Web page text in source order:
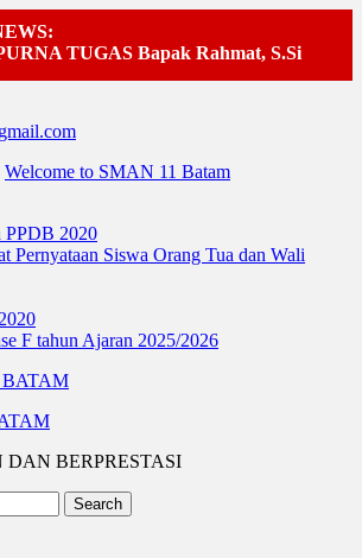
TUGAS Bapak Rahmat, S.Si
Welcome to SMAN 11 Batam
PPDB 2020
Pernyataan Siswa Orang Tua dan Wali
F tahun Ajaran 2025/2026
BERPRESTASI